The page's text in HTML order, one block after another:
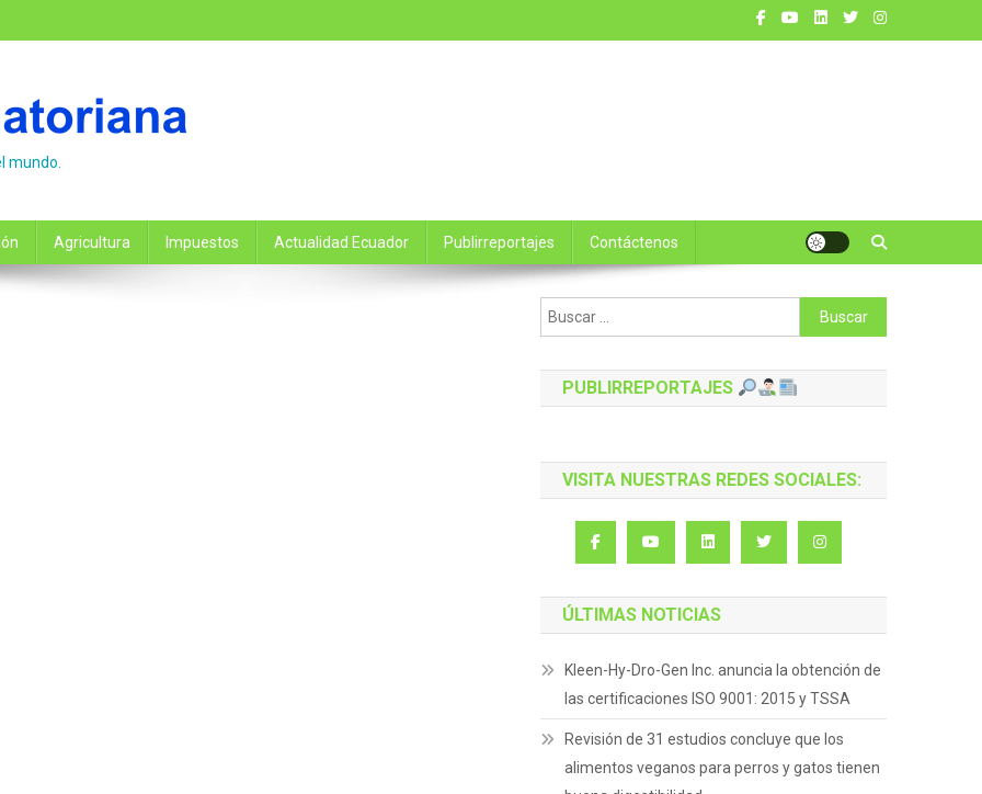
mundo.
Agricultura Impuestos Actualidad Ecuador Publirreportajes Contáctenos
Buscar:
PUBLIRREPORTAJES
VISITA NUESTRAS REDES SOCIALES:
ÚLTIMAS NOTICIAS
Kleen-Hy-Dro-Gen Inc. anuncia la obtención de
las certificaciones ISO 9001: 2015 y TSSA
Revisión de 31 estudios concluye que los
alimentos veganos para perros y gatos tienen